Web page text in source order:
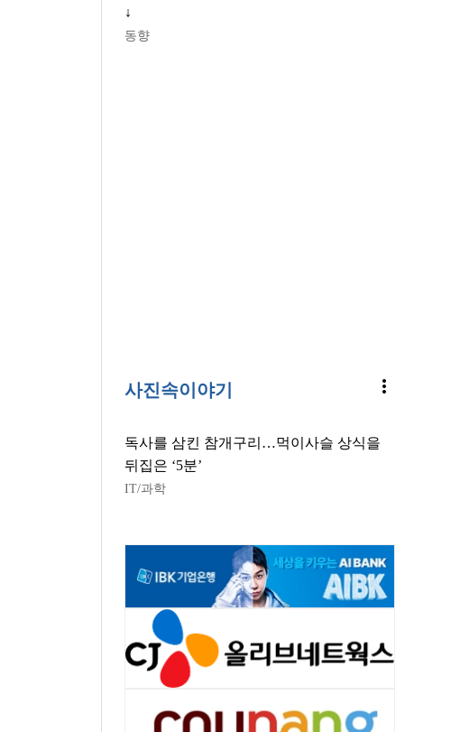
↓
동향
사진속이야기 more_vert
독사를 삼킨 참개구리…먹이사슬 상식을
뒤집은 ‘5분’
IT/과학